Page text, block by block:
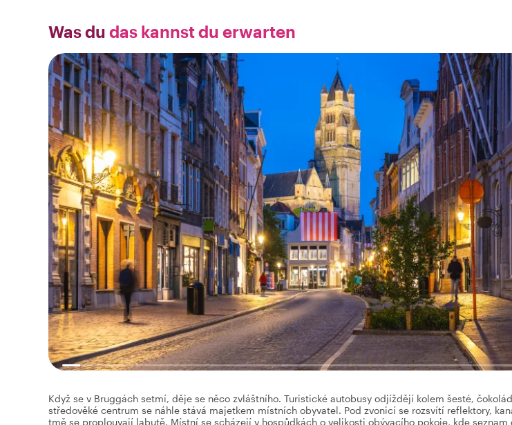
Was du das kannst du erwarten
Když se v Bruggách setmí, děje se něco zvláštního. Turistické autobusy odjíždějí kolem šesté,
středověké centrum se náhle stává majetkem místních obyvatel. Pod zvonicí se rozsvítí reflektory,
tmě se proplouvají labutě. Místní se scházejí v hospůdkách o velikosti obývacího pokoje, kde seznam